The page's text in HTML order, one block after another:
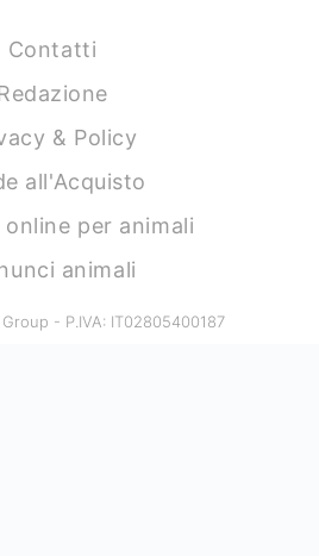
Contatti
& Policy
all'Acquisto
per animali
animali
- P.IVA: IT02805400187